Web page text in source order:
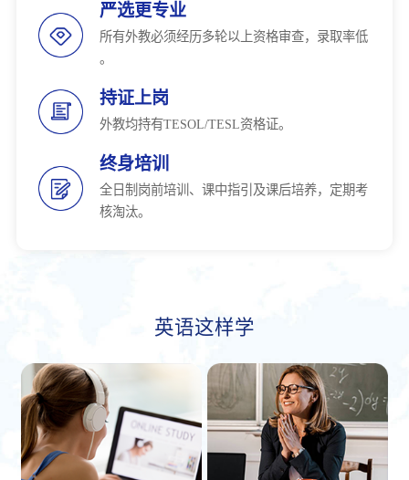
严选更专业
所有外教必须经历多轮以上资格审查，录取率低
。
持证上岗
外教均持有TESOL/TESL资格证。
终身培训
全日制岗前培训、课中指引及课后培养，定期考
核淘汰。
英语这样学